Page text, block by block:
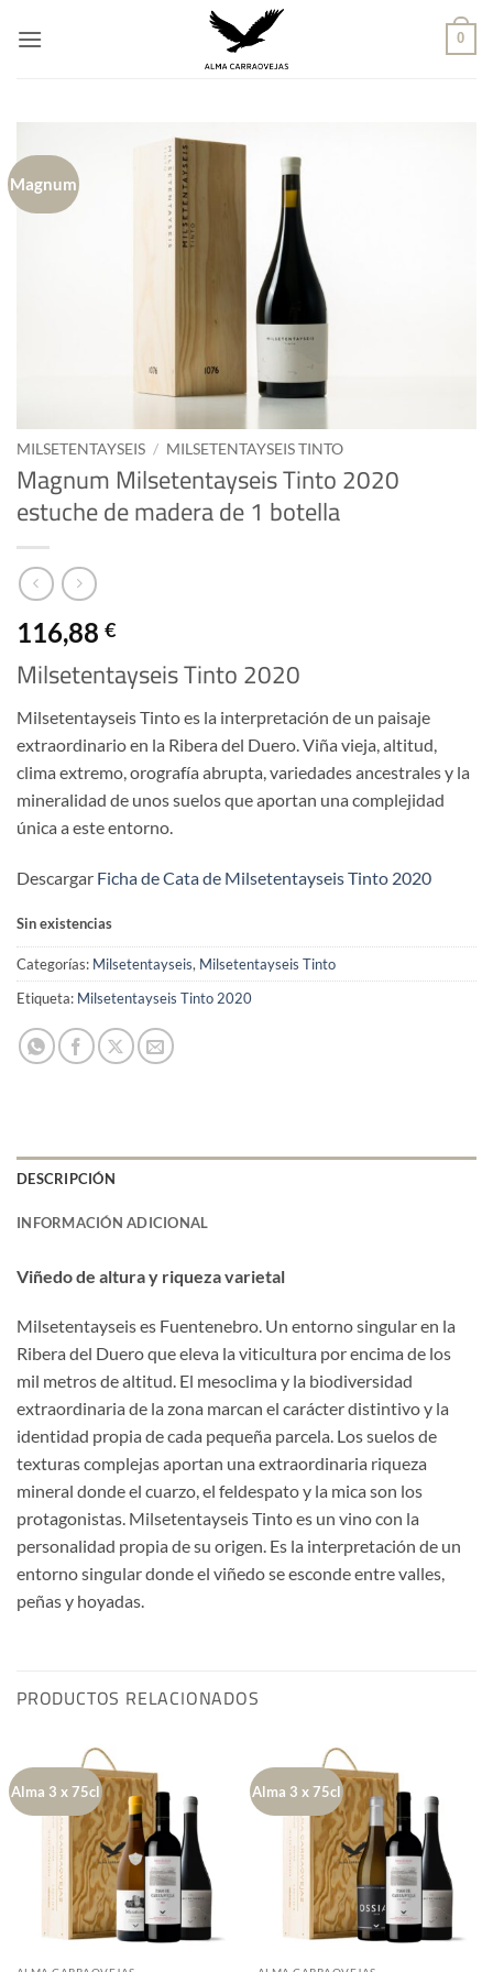
0
Magnum
MILSETENTAYSEIS / MILSETENTAYSEIS TINTO
Magnum Milsetentayseis Tinto 2020
estuche de madera de 1 botella
116,88 €
Milsetentayseis Tinto 2020
Milsetentayseis Tinto es la interpretación de un paisaje
extraordinario en la Ribera del Duero. Viña vieja, altitud,
clima extremo, orografía abrupta, variedades ancestrales y la
mineralidad de unos suelos que aportan una complejidad
única a este entorno.
Descargar Ficha de Cata de Milsetentayseis Tinto 2020
Sin existencias
Categorías: Milsetentayseis, Milsetentayseis Tinto
Etiqueta: Milsetentayseis Tinto 2020
DESCRIPCIÓN
INFORMACIÓN ADICIONAL
Viñedo de altura y riqueza varietal
Milsetentayseis es Fuentenebro. Un entorno singular en la
Ribera del Duero que eleva la viticultura por encima de los
mil metros de altitud. El mesoclima y la biodiversidad
extraordinaria de la zona marcan el carácter distintivo y la
identidad propia de cada pequeña parcela. Los suelos de
texturas complejas aportan una extraordinaria riqueza
mineral donde el cuarzo, el feldespato y la mica son los
protagonistas. Milsetentayseis Tinto es un vino con la
personalidad propia de su origen. Es la interpretación de un
entorno singular donde el viñedo se esconde entre valles,
peñas y hoyadas.
PRODUCTOS RELACIONADOS
Alma 3 x 75cl Alma 3 x 75cl